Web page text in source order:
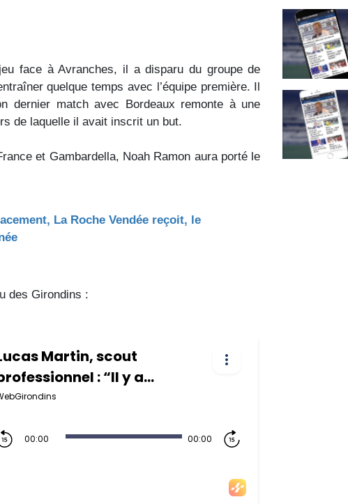
face à Avranches, il a disparu du groupe de
quelque temps avec l’équipe première. Il
dernier match avec Bordeaux remonte à une
de laquelle il avait inscrit un but.
et Gambardella, Noah Ramon aura porté le
La Roche Vendée reçoit, le
des Girondins :